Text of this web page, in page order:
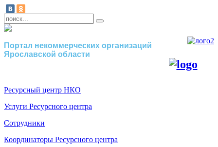
Портал некоммерческих организаций
Ярославской области
Ресурсный центр НКО
Услуги Ресурсного центра
Сотрудники
Координаторы Ресурсного центра